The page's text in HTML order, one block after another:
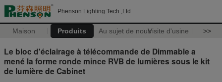
Phenson Lighting Tech.,Ltd
Maison Produits Au sujet de nousVisite d'usine >>
Le bloc d'éclairage à télécommande de Dimmable a
mené la forme ronde mince RVB de lumières sous le kit
de lumière de Cabinet